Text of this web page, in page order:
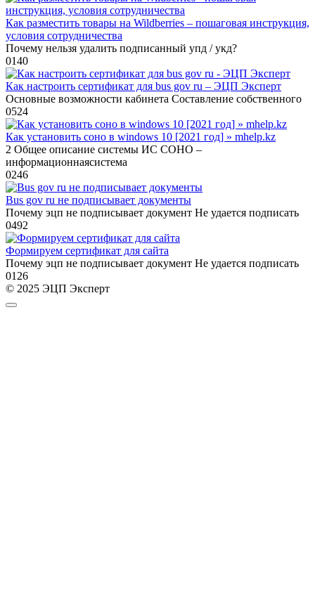
Как разместить товары на Wildberries – пошаговая инструкция,
условия сотрудничества
Почему нельзя удалить подписанный упд / укд?
0140
Как настроить сертификат для bus gov ru – ЭЦП Эксперт
Основные возможности кабинета Составление собственного
0524
Как установить соно в windows 10 [2021 год] » mhelp.kz
2 Общее описание системы ИС СОНО –
информационнаясистема
0246
Bus gov ru не подписывает документы
Почему эцп не подписывает документ Не удается подписать
0492
Формируем сертификат для сайта
Почему эцп не подписывает документ Не удается подписать
0126
© 2025 ЭЦП Эксперт